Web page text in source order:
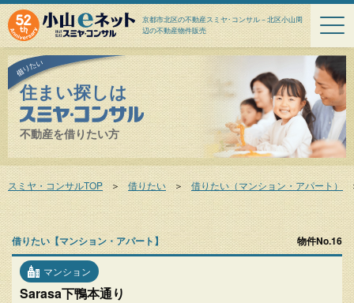
京都市北区の不動産スミヤ･コンサル－北区小山周
辺の不動産物件販売
住まい探しは
不動産を借りたい方
スミヤ・コンサルTOP ＞ 借りたい ＞ 借りたい（マンション・アパート）
借りたい【マンション・アパート】 物件No.16
マンション
Sarasa下鴨本通り